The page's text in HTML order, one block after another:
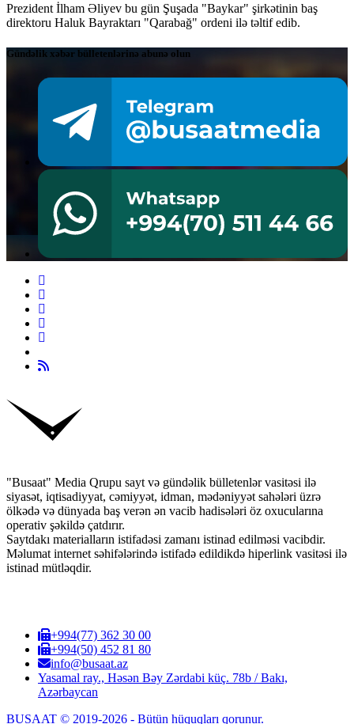
Prezident İlham Əliyev bu gün Şuşada "Baykar" şirkətinin baş
direktoru Haluk Bayraktarı "Qarabağ" ordeni ilə təltif edib.
Gündəlik xəbər bülletenlərinə abunə olun
"Busaat" Media Qrupu sayt və gündəlik bülletenlər vasitəsi ilə
siyasət, iqtisadiyyat, cəmiyyət, idman, mədəniyyət sahələri üzrə
ölkədə və dünyada baş verən ən vacib hadisələri öz oxucularına
operativ şəkildə çatdırır.
Saytdakı materialların istifadəsi zamanı istinad edilməsi vacibdir.
Məlumat internet səhifələrində istifadə edildikdə hiperlink vasitəsi ilə
istinad mütləqdir.
+994(77) 362 30 00
+994(50) 452 81 80
info@busaat.az
Yasamal ray., Həsən Bəy Zərdabi küç. 78b / Bakı,
Azərbaycan
BUSAAT © 2019-2026 - Bütün hüquqları qorunur.